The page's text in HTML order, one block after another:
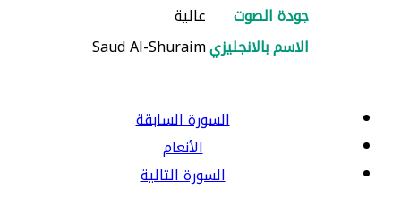
جودة الصوت
عالية
الاسم بالانجليزيSaud Al-Shuraim
السورة السابقة
الأنعام
السورة التالية